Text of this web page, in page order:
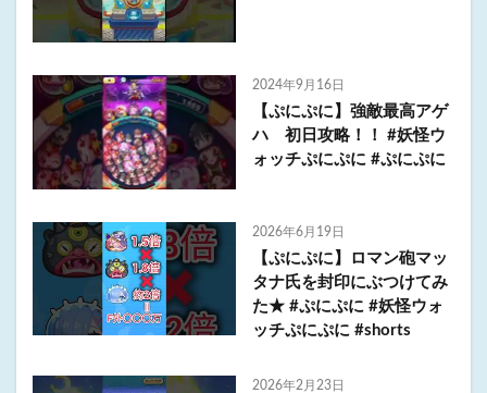
2024年9月16日
【ぷにぷに】強敵最高アゲ
ハ 初日攻略！！ #妖怪ウ
ォッチぷにぷに #ぷにぷに
2026年6月19日
【ぷにぷに】ロマン砲マッ
タナ氏を封印にぶつけてみ
た★ #ぷにぷに #妖怪ウォ
ッチぷにぷに #shorts
2026年2月23日